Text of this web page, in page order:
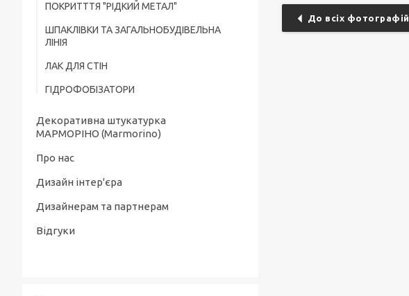
До всіх фотографій
ПОКРИТТТЯ "РІДКИЙ МЕТАЛ"
ШПАКЛІВКИ ТА ЗАГАЛЬНОБУДІВЕЛЬНА
ЛІНІЯ
ЛАК ДЛЯ СТІН
ГІДРОФОБІЗАТОРИ
Декоративна штукатурка
МАРМОРІНО (Marmorino)
Про нас
Дизайн інтер'єра
Дизайнерам та партнерам
Відгуки